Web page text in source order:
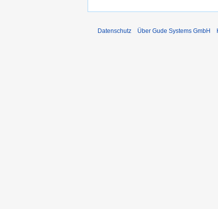
Datenschutz Über Gude Systems GmbH